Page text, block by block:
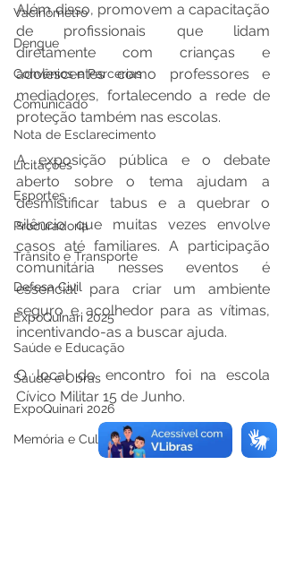
Vacinômetro
Dengue
Convênios e Parcerias
Comunicado
Nota de Esclarecimento
Licitações
Esportes
Procuradoria
Trânsito e Transporte
Defesa Civil
ExpoQuinari 2025
Saúde e Educação
Saúde e Obras
ExpoQuinari 2026
Memória e Cultura
Além disso, promovem a capacitação
de profissionais que lidam
diretamente com crianças e
adolescentes como professores e
mediadores, fortalecendo a rede de
proteção também nas escolas.
A exposição pública e o debate
aberto sobre o tema ajudam a
desmistificar tabus e a quebrar o
silêncio que muitas vezes envolve
casos até familiares. A participação
comunitária nesses eventos é
essencial para criar um ambiente
seguro e acolhedor para as vítimas,
incentivando-as a buscar ajuda.
O local do encontro foi na escola
Cívico Militar 15 de Junho.